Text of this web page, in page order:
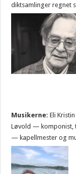
diktsamlinger regnet
Musikerne:Eli
Løvold — komponist,
— kapellmester og